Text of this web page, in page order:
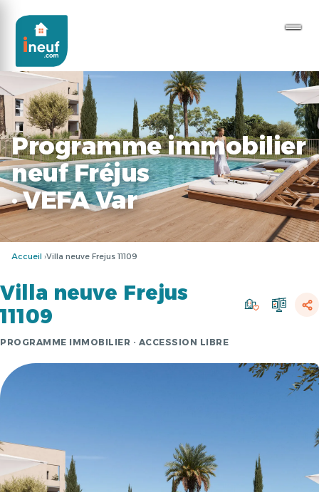
Programme immobilier
neuf Fréjus
· VEFA Var
Accueil Villa neuve Frejus 11109
Villa neuve Frejus
11109
PROGRAMME IMMOBILIER · ACCESSION LIBRE